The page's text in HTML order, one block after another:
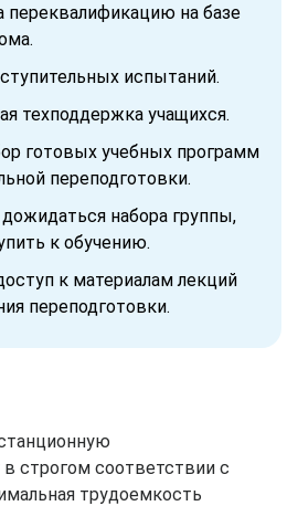
переквалификацию на базе
испытаний.
техподдержка учащихся.
готовых учебных программ
переподготовки.
набора группы,
к обучению.
к материалам лекций
переподготовки.
строгом соответствии с
трудоемкость